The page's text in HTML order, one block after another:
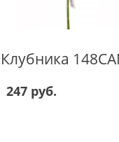
Клубника
247 руб.